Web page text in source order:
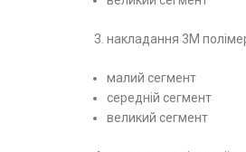
накладання 3М
малий сегмент
середній сегмент
великий сегмент